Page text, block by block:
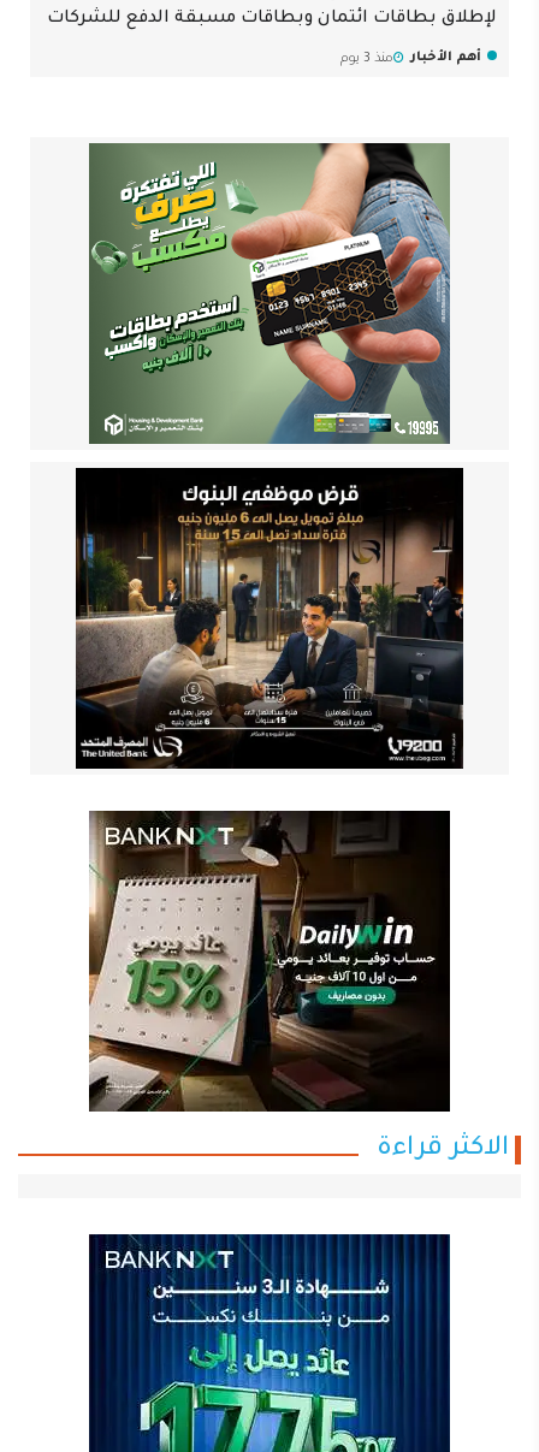
لإطلاق بطاقات ائتمان وبطاقات مسبقة الدفع للشركات
أهم الأخبار منذ 3 يوم
الاكثر قراءة